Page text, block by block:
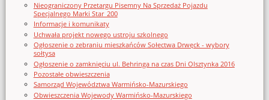
Nieograniczony Przetargu Pisemny Na Sprzedaż Pojazdu
Specjalnego Marki Star_200
Informacje i komunikaty
Uchwała projekt nowego ustroju szkolnego
Ogłoszenie o zebraniu mieszkańców Sołectwa Drwęck - wybory
sołtysa
Ogłoszenie o zamknięciu ul. Behringa na czas Dni Olsztynka 2016
Pozostałe obwieszczenia
Samorząd Województwa Warmińsko-Mazurskiego
Obwieszczenia Wojewody Warmińsko-Mazurskiego